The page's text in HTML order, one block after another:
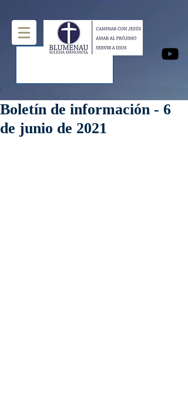
Boletín de información - 6
de junio de 2021